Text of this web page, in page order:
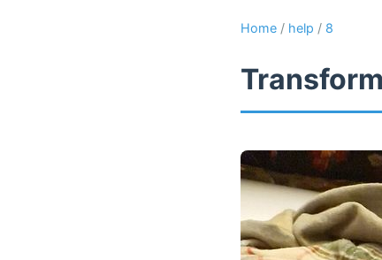
Home / help / 8